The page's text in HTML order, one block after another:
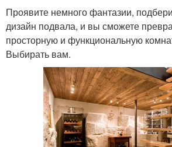
Проявите немного фантазии,
дизайн подвала, и вы сможете
просторную и функциональную
Выбирать вам.